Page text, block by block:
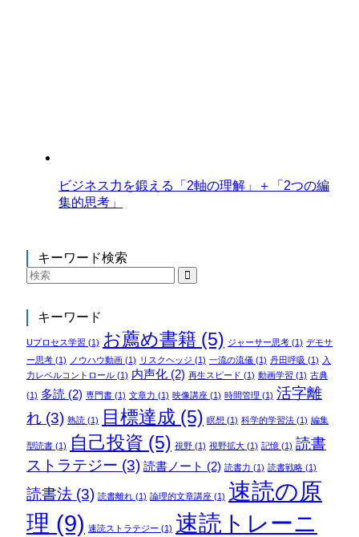
ビジネス力を鍛える「2軸の理解」＋「2つの編
集的思考」
キーワード検索
キーワード
Uプロセス学習 (1) お薦め書籍 (5) ジャーサー思考(1) デモサ
ー思考(1) ノウハウ動画(1) リスクヘッジ (1) 一流の流儀(1) 丹田呼吸 (1) 入
力レベルコントロール(1) 内声化(2) 再生スピード (1) 動画学習 (1) 古典
(1) 多読 (2) 専門書(1) 文章力 (1) 映像講座(1) 時間管理 (1) 活字離
れ(3) 熟読(1) 目標達成 (5) 瞑想 (1) 科学的学習法(1) 編集
型読書(1) 自己投資 (5) 視野(1) 視野拡大(1) 記憶(1) 読書
ストラテジー (3) 読書ノート (2) 読書力 (1) 読書戦略(1)
読書法(3) 読書離れ(1) 論理的文章講座(1) 速読の原
理 (9) 速読ストラテジー (1) 速読トレーニ